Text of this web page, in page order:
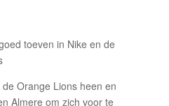
Orange Lions heen en
Almere om zich voor te